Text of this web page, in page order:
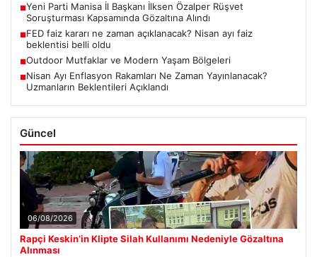
■Yeni Parti Manisa İl Başkanı İlksen Özalper Rüşvet
Soruşturması Kapsamında Gözaltına Alındı
■FED faiz kararı ne zaman açıklanacak? Nisan ayı faiz
beklentisi belli oldu
■Outdoor Mutfaklar ve Modern Yaşam Bölgeleri
■Nisan Ayı Enflasyon Rakamları Ne Zaman Yayınlanacak?
Uzmanların Beklentileri Açıklandı
Güncel
06/08/2026
Rapçi Keskin’in Klipte Silah Kullanımı Nedeniyle Gözaltına
Alınması